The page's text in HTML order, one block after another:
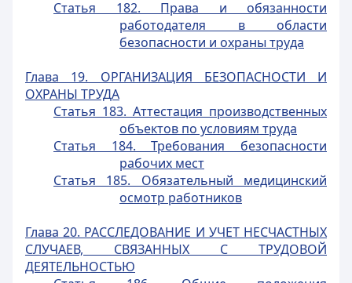
Статья 182. Права и обязанности
работодателя в области
безопасности и охраны труда
Глава 19. ОРГАНИЗАЦИЯ БЕЗОПАСНОСТИ И
ОХРАНЫ ТРУДА
Статья 183. Аттестация производственных
объектов по условиям труда
Статья 184. Требования безопасности
рабочих мест
Статья 185. Обязательный медицинский
осмотр работников
Глава 20. РАССЛЕДОВАНИЕ И УЧЕТ НЕСЧАСТНЫХ
СЛУЧАЕВ, СВЯЗАННЫХ С ТРУДОВОЙ
ДЕЯТЕЛЬНОСТЬЮ